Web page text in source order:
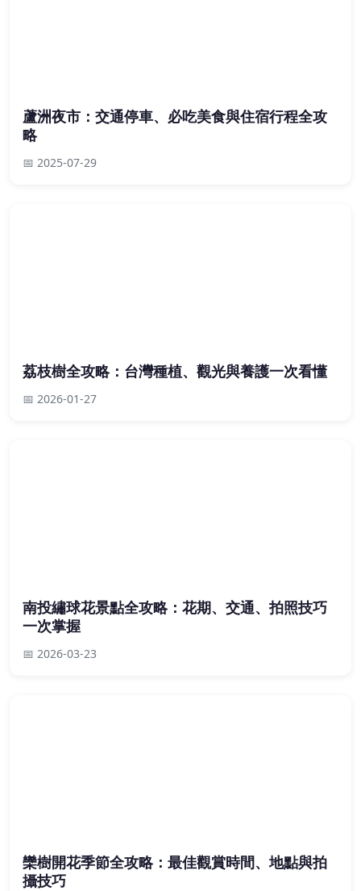
蘆洲夜市：交通停車、必吃美食與住宿行程全攻
略
📅 2025-07-29
荔枝樹全攻略：台灣種植、觀光與養護一次看懂
📅 2026-01-27
南投繡球花景點全攻略：花期、交通、拍照技巧
一次掌握
📅 2026-03-23
欒樹開花季節全攻略：最佳觀賞時間、地點與拍
攝技巧